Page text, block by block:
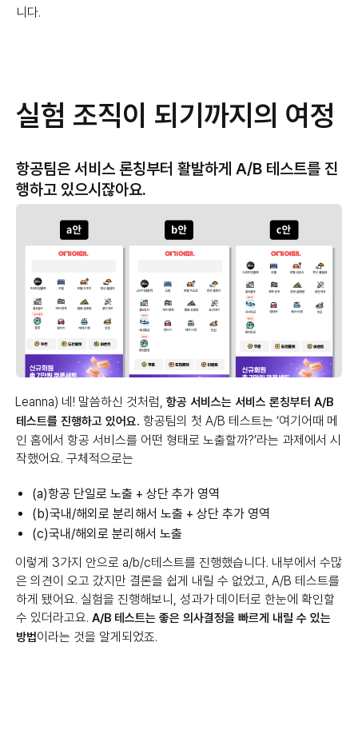
니다.
실험 조직이 되기까지의 여정
항공팀은 서비스 론칭부터 활발하게 A/B 테스트를 진
행하고 있으시잖아요.
Leanna) 네! 말씀하신 것처럼, 항공 서비스는 서비스 론칭부터 A/B
테스트를 진행하고 있어요. 항공팀의 첫 A/B 테스트는 ‘여기어때 메
인 홈에서 항공 서비스를 어떤 형태로 노출할까?’라는 과제에서 시
작했어요. 구체적으로는
(a)항공 단일로 노출 + 상단 추가 영역
(b)국내/해외로 분리해서 노출 + 상단 추가 영역
(c)국내/해외로 분리해서 노출
이렇게 3가지 안으로 a/b/c테스트를 진행했습니다. 내부에서 수많
은 의견이 오고 갔지만 결론을 쉽게 내릴 수 없었고, A/B 테스트를
하게 됐어요. 실험을 진행해보니, 성과가 데이터로 한눈에 확인할
수 있더라고요. A/B 테스트는 좋은 의사결정을 빠르게 내릴 수 있는
방법이라는 것을 알게되었죠.